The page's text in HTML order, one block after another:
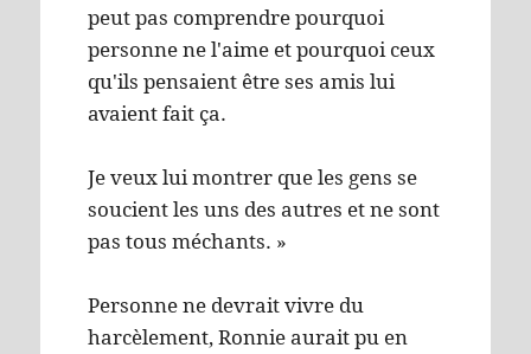
peut pas comprendre pourquoi
personne ne l'aime et pourquoi ceux
qu'ils pensaient être ses amis lui
avaient fait ça.
Je veux lui montrer que les gens se
soucient les uns des autres et ne sont
pas tous méchants. »
Personne ne devrait vivre du
harcèlement, Ronnie aurait pu en